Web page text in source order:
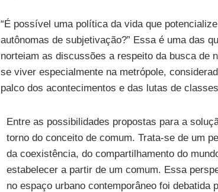
“É possível uma política da vida que
autônomas de subjetivação?” Essa é uma das
norteiam as discussões a respeito da busca de
se viver especialmente na metrópole,
palco dos acontecimentos e das lutas de
Entre as possibilidades propostas para a
torno do conceito de comum. Trata-se de um
da coexistência, do compartilhamento do
estabelecer a partir de um comum. Essa
no espaço urbano contemporâneo foi debatida